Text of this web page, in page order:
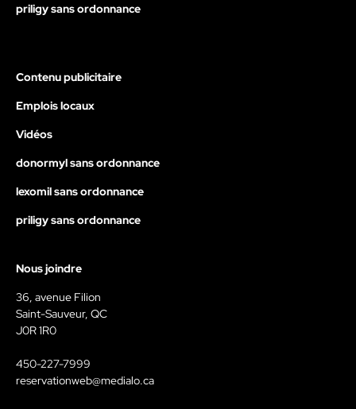
priligy sans ordonnance
Contenu publicitaire
Emplois locaux
Vidéos
donormyl sans ordonnance
lexomil sans ordonnance
priligy sans ordonnance
Nous joindre
36, avenue Filion
Saint-Sauveur, QC
J0R 1R0
450-227-7999
reservationweb@medialo.ca